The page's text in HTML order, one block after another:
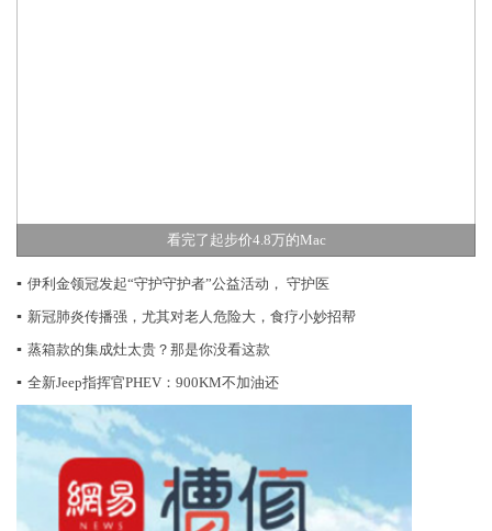
看完了起步价4.8万的Mac
▪ 伊利金领冠发起“守护守护者”公益活动， 守护医
▪ 新冠肺炎传播强，尤其对老人危险大，食疗小妙招帮
▪ 蒸箱款的集成灶太贵？那是你没看这款
▪ 全新Jeep指挥官PHEV：900KM不加油还